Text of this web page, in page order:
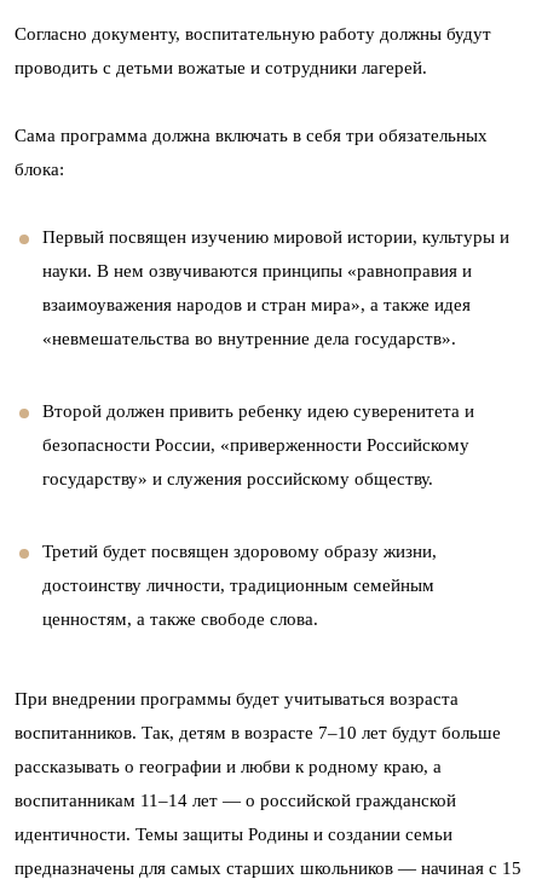
Согласно документу, воспитательную работу должны будут
проводить с детьми вожатые и сотрудники лагерей.
Сама программа должна включать в себя три обязательных
блока:
Первый посвящен изучению мировой истории, культуры и
науки. В нем озвучиваются принципы «равноправия и
взаимоуважения народов и стран мира», а также идея
«невмешательства во внутренние дела государств».
Второй должен привить ребенку идею суверенитета и
безопасности России, «приверженности Российскому
государству» и служения российскому обществу.
Третий будет посвящен здоровому образу жизни,
достоинству личности, традиционным семейным
ценностям, а также свободе слова.
При внедрении программы будет учитываться возраста
воспитанников. Так, детям в возрасте 7–10 лет будут больше
рассказывать о географии и любви к родному краю, а
воспитанникам 11–14 лет — о российской гражданской
идентичности. Темы защиты Родины и создании семьи
предназначены для самых старших школьников — начиная с 15